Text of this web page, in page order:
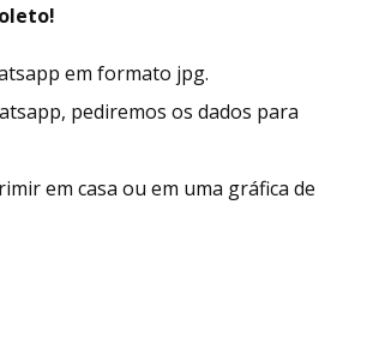
em formato jpg.
pediremos os dados para
em casa ou em uma gráfica de